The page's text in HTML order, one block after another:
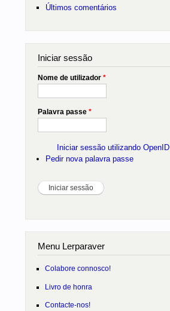
Últimos comentários
Iniciar sessão
Nome de utilizador *
Palavra passe *
Iniciar sessão utilizando OpenID
Pedir nova palavra passe
Menu Lerparaver
Colabore connosco!
Livro de honra
Contacte-nos!